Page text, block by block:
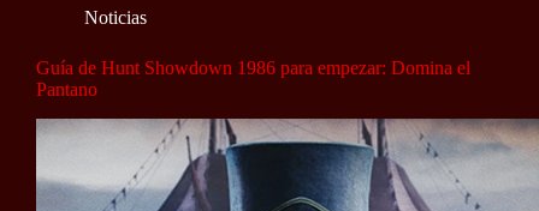
Noticias
Guía de Hunt Showdown 1986 para empezar: Domina el
Pantano